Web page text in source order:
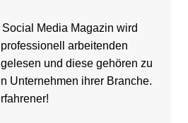
Media Magazin wird
arbeitenden
und diese gehören zu
Unternehmen ihrer Branche.